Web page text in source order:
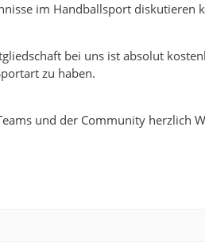
im Handballsport diskutieren
bei uns ist absolut
zu haben.
und der Community herzlich